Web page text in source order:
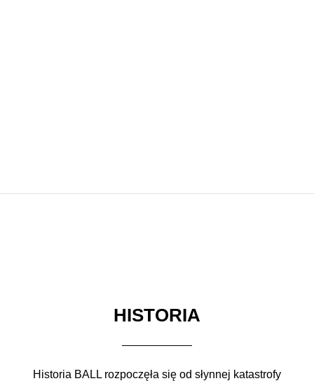
HISTORIA
Historia BALL rozpoczęła się od słynnej katastrofy